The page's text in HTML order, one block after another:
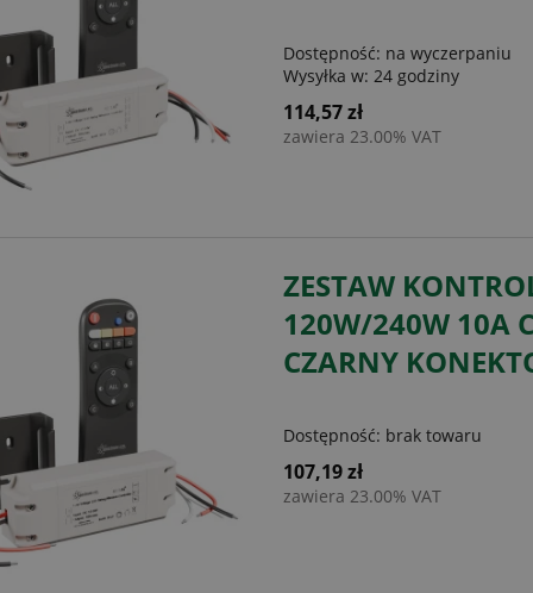
Dostępność: na wyczerpaniu
Wysyłka w: 24 godziny
114,57 zł
zawiera 23.00% VAT
ZESTAW
120W/240W 10A
CZARNY
Dostępność: brak towaru
107,19 zł
zawiera 23.00% VAT